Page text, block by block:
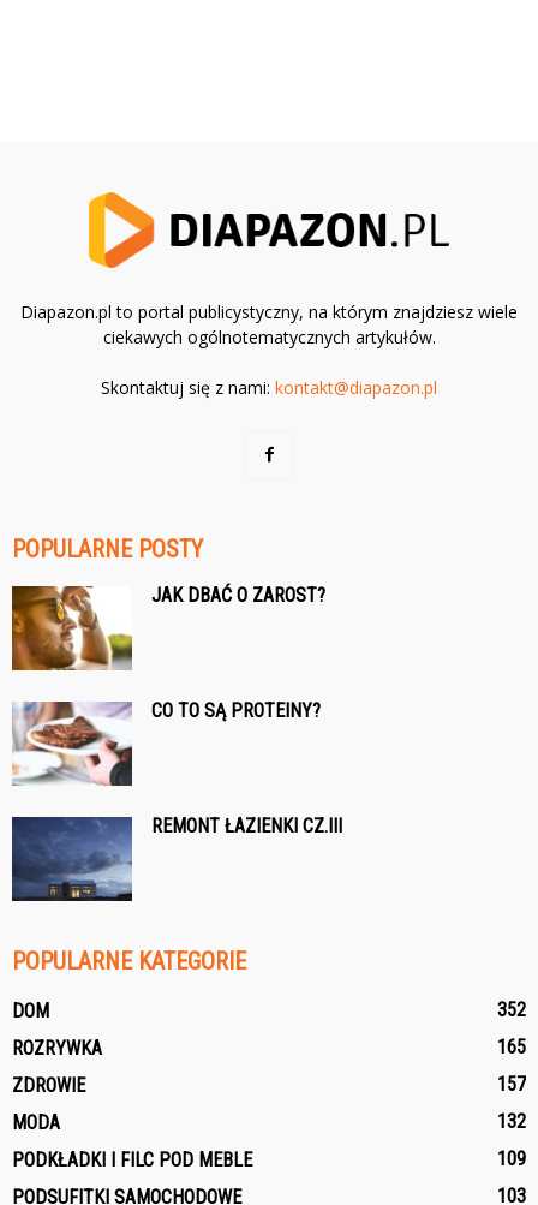
Diapazon.pl to portal publicystyczny, na którym znajdziesz wiele
ciekawych ogólnotematycznych artykułów.
Skontaktuj się z nami: kontakt@diapazon.pl
POPULARNE POSTY
JAK DBAĆ O ZAROST?
CO TO SĄ PROTEINY?
REMONT ŁAZIENKI CZ.III
POPULARNE KATEGORIE
DOM
352
ROZRYWKA
165
ZDROWIE
157
MODA
132
PODKŁADKI I FILC POD MEBLE
109
PODSUFITKI SAMOCHODOWE
103